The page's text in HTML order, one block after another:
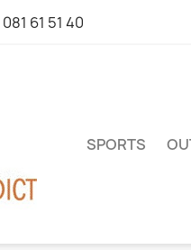
081 61 51 40
SPORTS